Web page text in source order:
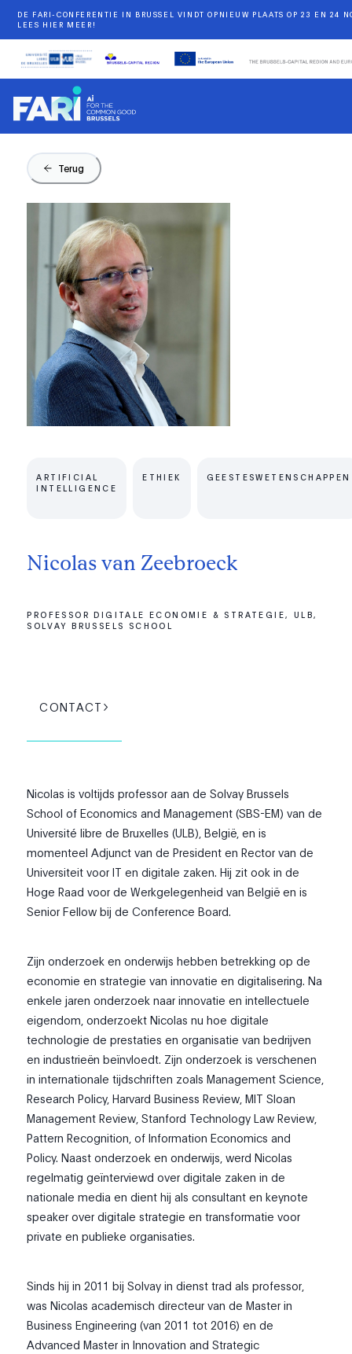
DE FARI-CONFERENTIE IN BRUSSEL VINDT OPNIEUW PLAATS OP 23 EN 24
LEES HIER MEER!
Terug
Nicolas van Zeebroeck
ARTIFICIAL
INTELLIGENCE
ETHIEK GEESTESWETENSCHAPPEN
PROFESSOR DIGITALE ECONOMIE & STRATEGIE, ULB,
SOLVAY BRUSSELS SCHOOL
CONTACT
Nicolas is voltijds professor aan de Solvay Brussels
School of Economics and Management (SBS-EM) van de
Université libre de Bruxelles (ULB), België, en is
momenteel Adjunct van de President en Rector van de
Universiteit voor IT en digitale zaken. Hij zit ook in de
Hoge Raad voor de Werkgelegenheid van België en is
Senior Fellow bij de Conference Board.
Zijn onderzoek en onderwijs hebben betrekking op de
economie en strategie van innovatie en digitalisering. Na
enkele jaren onderzoek naar innovatie en intellectuele
eigendom, onderzoekt Nicolas nu hoe digitale
technologie de prestaties en organisatie van bedrijven
en industrieën beïnvloedt. Zijn onderzoek is verschenen
in internationale tijdschriften zoals Management Science,
Research Policy, Harvard Business Review, MIT Sloan
Management Review, Stanford Technology Law Review,
Pattern Recognition, of Information Economics and
Policy. Naast onderzoek en onderwijs, werd Nicolas
regelmatig geïnterviewd over digitale zaken in de
nationale media en dient hij als consultant en keynote
speaker over digitale strategie en transformatie voor
private en publieke organisaties.
Sinds hij in 2011 bij Solvay in dienst trad als professor,
was Nicolas academisch directeur van de Master in
Business Engineering (van 2011 tot 2016) en de
Advanced Master in Innovation and Strategic